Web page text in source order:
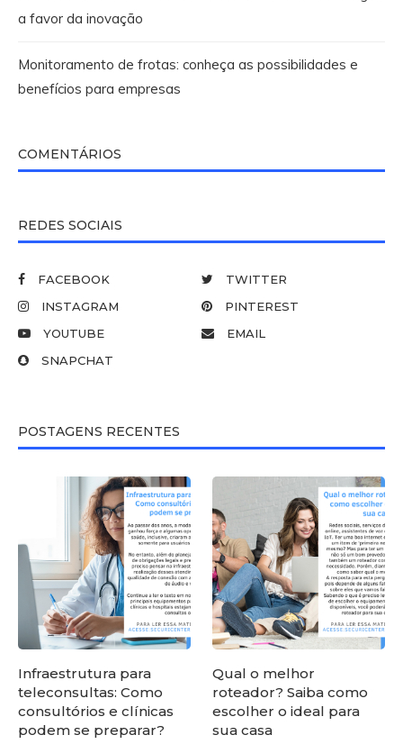
a favor da inovação
Monitoramento de frotas: conheça as possibilidades e
benefícios para empresas
COMENTÁRIOS
REDES SOCIAIS
FACEBOOK
TWITTER
INSTAGRAM
PINTEREST
YOUTUBE
EMAIL
SNAPCHAT
POSTAGENS RECENTES
Infraestrutura para
teleconsultas: Como
consultórios e clínicas
podem se preparar?
Qual o melhor
roteador? Saiba como
escolher o ideal para
sua casa